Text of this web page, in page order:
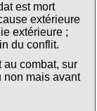
est mort
extérieure
extérieure ;
du conflit.
combat, sur
non mais avant